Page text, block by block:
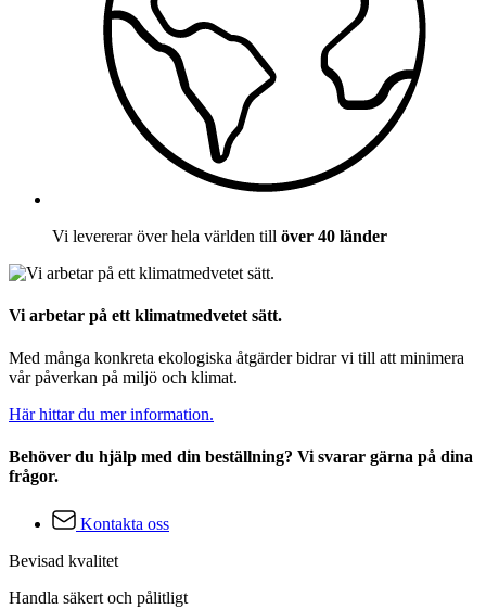
Vi levererar över hela världen till över 40 länder
Vi arbetar på ett klimatmedvetet sätt.
Med många konkreta ekologiska åtgärder bidrar vi till att minimera
vår påverkan på miljö och klimat.
Här hittar du mer information.
Behöver du hjälp med din beställning? Vi svarar gärna på dina
frågor.
Kontakta oss
Bevisad kvalitet
Handla säkert och pålitligt